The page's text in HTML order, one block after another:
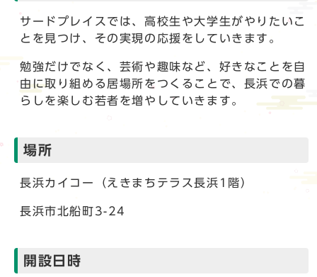
サードプレイスでは、高校生や大学生がやりたいこ
とを見つけ、その実現の応援をしていきます。
勉強だけでなく、芸術や趣味など、好きなことを自
由に取り組める居場所をつくることで、長浜での暮
らしを楽しむ若者を増やしていきます。
場所
長浜カイコー（えきまちテラス長浜1階）
長浜市北船町3-24
開設日時